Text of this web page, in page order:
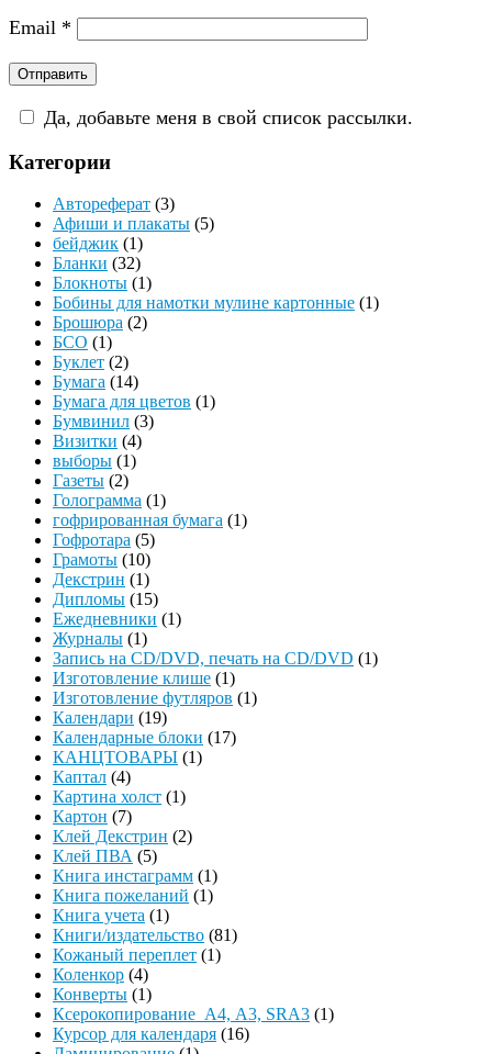
Email *
Да, добавьте меня в свой список рассылки.
Категории
Автореферат (3)
Афиши и плакаты (5)
бейджик (1)
Бланки (32)
Блокноты (1)
Бобины для намотки мулине картонные (1)
Брошюра (2)
БСО (1)
Буклет (2)
Бумага (14)
Бумага для цветов (1)
Бумвинил (3)
Визитки (4)
выборы (1)
Газеты (2)
Голограмма (1)
гофрированная бумага (1)
Гофротара (5)
Грамоты (10)
Декстрин (1)
Дипломы (15)
Ежедневники (1)
Журналы (1)
Запись на CD/DVD, печать на CD/DVD (1)
Изготовление клише (1)
Изготовление футляров (1)
Календари (19)
Календарные блоки (17)
КАНЦТОВАРЫ (1)
Каптал (4)
Картина холст (1)
Картон (7)
Клей Декстрин (2)
Клей ПВА (5)
Книга инстаграмм (1)
Книга пожеланий (1)
Книга учета (1)
Книги/издательство (81)
Кожаный переплет (1)
Коленкор (4)
Конверты (1)
Ксерокопирование А4, А3, SRA3 (1)
Курсор для календаря (16)